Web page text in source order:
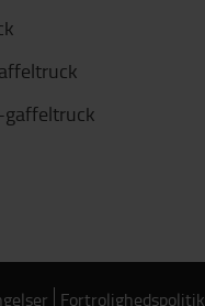
gaffeltruck
Fortrolighedspolitik